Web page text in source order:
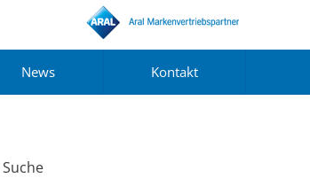
News Kontakt
Suche